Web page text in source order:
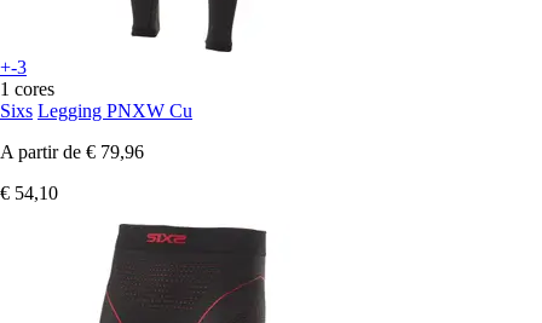
+-3
1 cores
Sixs Legging PNXW Cu
A partir de € 79,96
€ 54,10